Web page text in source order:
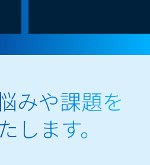
みや課題を
します。